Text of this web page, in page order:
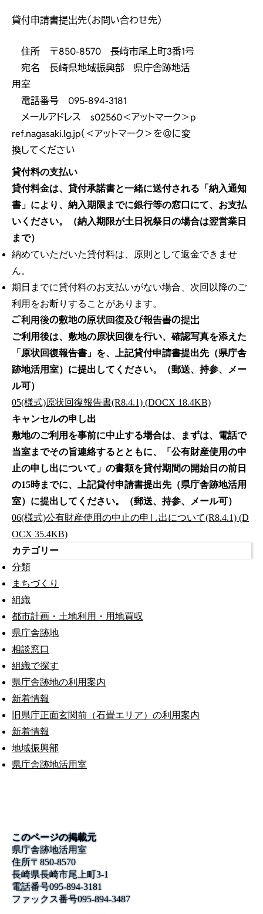
貸付申請書提出先（お問い合わせ先）
住所 〒850-8570 長崎市尾上町3番1号
宛名 長崎県地域振興部 県庁舎跡地活
用室
電話番号 095-894-3181
メールアドレス s02560＜アットマーク＞p
ref.nagasaki.lg.jp（＜アットマーク＞を＠に変
換してください
貸付料の支払い
貸付料金は、貸付承諾書と一緒に送付される「納入通知
書」により、納入期限までに銀行等の窓口にて、お支払
いください。
（納入期限が土日祝祭日の場合は翌営業日
まで）
納めていただいた貸付料は、原則として返金できませ
ん。
期日までに貸付料のお支払いがない場合、次回以降のご
利用をお断りすることがあります。
ご利用後の敷地の原状回復及び報告書の提出
ご利用後は、敷地の原状回復を行い、確認写真を添えた
「原状回復報告書」を、上記貸付申請書提出先（県庁舎
跡地活用室）に提出してください。（郵送、持参、メー
ル可）
05(様式)原状回復報告書(R8.4.1) (DOCX 18.4KB)
キャンセルの申し出
敷地のご利用を事前に中止する場合は、まずは、電話で
当室までその旨連絡するとともに、「公有財産使用の中
止の申し出について」の書類を貸付期間の開始日の前日
の15時までに、上記貸付申請書提出先（県庁舎跡地活用
室）に提出してください。（郵送、持参、メール可）
06(様式)公有財産使用の中止の申し出について(R8.4.1) (D
OCX 35.4KB)
カテゴリー
分類
まちづくり
組織
都市計画・土地利用・用地買収
県庁舎跡地
相談窓口
組織で探す
県庁舎跡地の利用案内
新着情報
旧県庁正面玄関前（石畳エリア）の利用案内
新着情報
地域振興部
県庁舎跡地活用室
このページの掲載元
県庁舎跡地活用室
住所〒850-8570
長崎県長崎市尾上町3-1
電話番号095-894-3181
ファックス番号095-894-3487